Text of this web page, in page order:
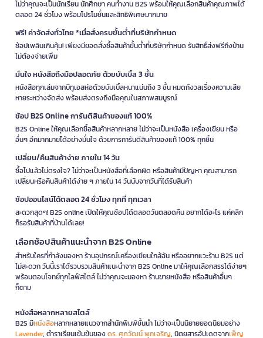
ไม่ว่าคุณจะเป็นนักเรียน นักศึกษา คนทำงาน B2S พร้อมให้คุณเลือกสินค้าคุณภาพได้
ตลอด 24 ชั่วโมง พร้อมโปรโมชั่นและสิทธิพิเศษมากมาย
ฟรี! ค่าจัดส่งทั่วไทย *เมื่อสั่งครบขั้นต่ำที่บริษัทกำหนด
ช้อปเพลินเกินคุ้ม! เพียงมียอดสั่งซื้อสินค้าขั้นต่ำที่บริษัทกำหนด รับสิทธิ์ส่งฟรีถึงบ้าน
ไม่ต้องจ่ายเพิ่ม
มั่นใจ หนังสือถึงมือปลอดภัย ด้วยบับเบิ้ล 3 ชั้น
หนังสือทุกเล่มจากบีทูเอสห่อด้วยบับเบิ้ลหนาแน่นถึง 3 ชั้น หมดกังวลเรื่องความเสีย
หายระหว่างจัดส่ง พร้อมส่งตรงถึงมือคุณในสภาพสมบูรณ์
ช้อป B2S Online การันตีสินค้าของแท้ 100%
B2S Online ให้คุณเลือกซื้อสินค้าหลากหลาย ไม่ว่าจะเป็นหนังสือ เครื่องเขียน หรือ
อื่นๆ อีกมากมายได้อย่างมั่นใจ ด้วยการการันตีสินค้าของแท้ 100% ทุกชิ้น
เปลี่ยน/คืนสินค้าง่าย ภายใน 14 วัน
ซื้อไปแล้วไม่ตรงใจ? ไม่ว่าจะเป็นหนังสือที่เลือกผิด หรือสินค้ามีปัญหา คุณสามารถ
เปลี่ยนหรือคืนสินค้าได้ง่าย ๆ ภายใน 14 วันนับจากวันที่ได้รับสินค้า
ช้อปออนไลน์ได้ตลอด 24 ชั่วโมง ทุกที่ ทุกเวลา
สะดวกสุดๆ! B2S online เปิดให้คุณช้อปได้ตลอดวันตลอดคืน อยากได้อะไร แค่คลิก
ก็รอรับสินค้าที่บ้านได้เลย!
เลือกช้อปสินค้าแนะนำจาก B2S Online
สำหรับใครที่กำลังมองหา ร้านอุปกรณ์เครื่องเขียนใกล้ฉัน หรืออยากแวะร้าน B2S แต่
ไม่สะดวก วันนี้เราได้รวบรวมสินค้าแนะนำจาก B2S Online มาให้คุณเลือกสรรได้ง่ายๆ
พร้อมตอบโจทย์ทุกไลฟ์สไตล์ ไม่ว่าคุณจะมองหา ร้านขายหนังสือ หรือสินค้าอื่นๆ
ก็ตาม
หนังสือหลากหลายสไตล์
B2S มีหนังสือหลากหลายแนวจากสำนักพิมพ์ชั้นนำ ไม่ว่าจะเป็นนิยายยอดนิยมอย่าง
Lavender, ตำราเรียนเข้มข้นของดร. ศุภวัฒน์ พุกเจริญ, นิตยสารอัปเดตจากเพ็ญ